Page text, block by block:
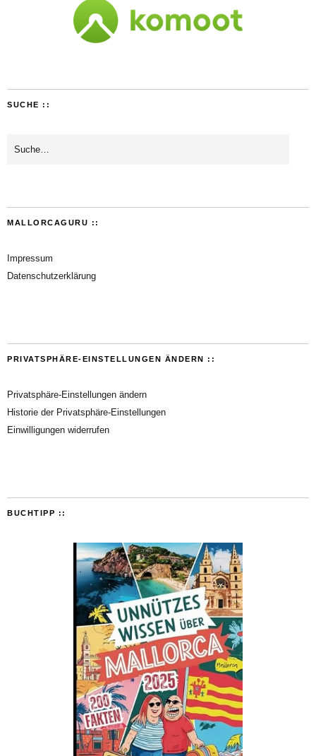
SUCHE ::
MALLORCAGURU ::
Impressum
Datenschutzerklärung
PRIVATSPHÄRE-EINSTELLUNGEN ÄNDERN ::
Privatsphäre-Einstellungen ändern
Historie der Privatsphäre-Einstellungen
Einwilligungen widerrufen
BUCHTIPP ::